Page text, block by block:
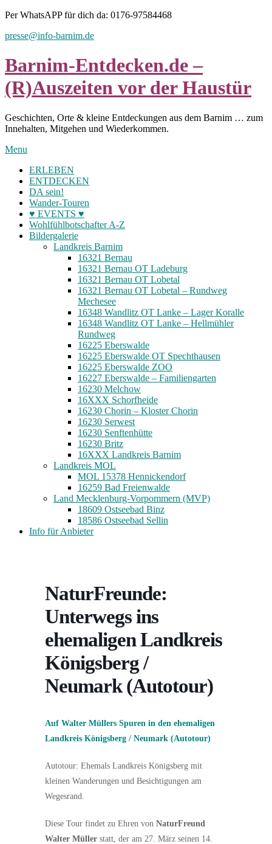
Skip
content
Per WhatsAPP für dich da: 0176-97584468
presse@info-barnim.de
Barnim-Entdecken.de –
(R)Auszeiten vor der Haustür
Geschichten, Orte & kleine Entdeckungen aus dem Barnim … zum
Innehalten, Mitgehen und Wiederkommen.
Menu
ERLEBEN
ENTDECKEN
DA sein!
Wander-Touren
♥ EVENTS ♥
Wohlfühlbotschafter A-Z
Bildergalerie
Landkreis Barnim
16321 Bernau
16321 Bernau OT Ladeburg
16321 Bernau OT Lobetal
16321 Bernau OT Lobetal – Rundweg
Mechesee
16348 Wandlitz OT Lanke – Lager Koralle
16348 Wandlitz OT Lanke – Hellmühler
Rundweg
16225 Eberswalde
16225 Eberswalde OT Spechthausen
16225 Eberswalde ZOO
16227 Eberswalde – Familiengarten
16230 Melchow
16XXX Schorfheide
16230 Chorin – Kloster Chorin
16230 Serwest
16230 Senftenhütte
16230 Britz
16XXX Landkreis Barnim
Landkreis MOL
MOL 15378 Hennickendorf
16259 Bad Freienwalde
Land Mecklenburg-Vorpommern (MVP)
18609 Ostseebad Binz
18586 Ostseebad Sellin
Info für Anbieter
NaturFreunde:
Unterwegs ins
ehemaligen Landkreis
Königsberg /
Neumark (Autotour)
Auf Walter Müllers Spuren in den ehemaligen
Landkreis Königsberg / Neumark (Autotour)
Autotour: Ehemals Landkreis Königsberg mit
kleinen Wanderungen und Besichtigungen am
Wegesrand.
Diese Tour findet zu Ehren von NaturFreund
Walter Müller statt, der am 27. März seinen 14.